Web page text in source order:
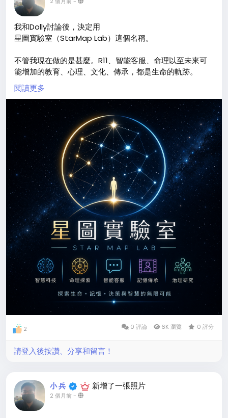
我和Dolly討論後，決定用
星圖實驗室（StarMap Lab）這個名稱。
不管我現在做的是甚麼。R11、智能客服、命理以至未來可
能增加的教育、心理、文化、傳承，都是生命的軌跡。
我只是把它拼湊成一張可用、可驗證、可回朔的一張地圖，
生命都該被尊重、被記憶，一世一生就是一張星圖。
因此：「星圖實驗室」正式成立。
讓我們一起點亮，點亮一張獨一無二，專屬你的星圖。
___ Jeffrey
#星圖 #實驗室#軌跡 #地圖#StarMapLab
閱讀更多
2 0 評論 6K 瀏覽 0 評分
請登入後按讚、分享和留言！
小 兵 新增了一張照片
2 個月前-